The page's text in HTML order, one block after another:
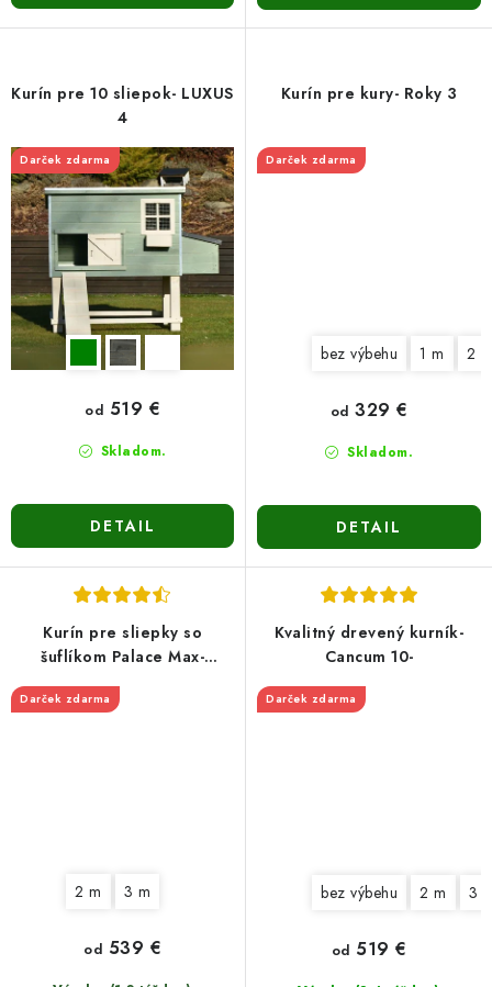
Kurín pre 10 sliepok- LUXUS
4
Darček zdarma
Skladom.
od 519 €
DETAIL
Kurín pre kury- Roky 3
Darček zdarma
bez výbehu 1 m 2 m
Skladom.
od 329 €
DETAIL
Kurín pre sliepky so
šuflíkom Palace Max-
stredne veľký
Darček zdarma
2 m 3 m
od 539 €
Kvalitný drevený kurník-
Cancum 10-
Darček zdarma
bez výbehu 2 m 3
od 519 €